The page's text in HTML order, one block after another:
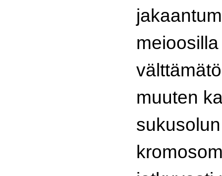
muuten